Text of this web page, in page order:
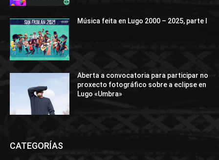
Música feita en Lugo 2000 – 2025, parte I
Aberta a convocatoria para participar no
proxecto fotográfico sobre a eclipse en
Lugo «Umbra»
CATEGORÍAS